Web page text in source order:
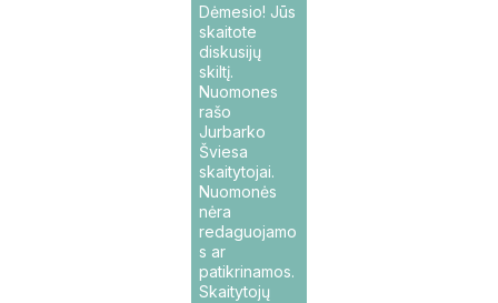
Dėmesio! Jūs
skaitote
diskusijų
skiltį.
Nuomones
rašo
Jurbarko
Šviesa
skaitytojai.
Nuomonės
nėra
redaguojamo
s ar
patikrinamos.
Skaitytojų